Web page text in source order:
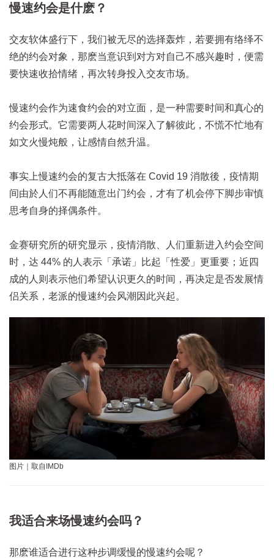
慢速约会是什麽？
交友软体盛行下，我们被无尽的选择轰炸，若要拥有络绎不
绝的约会对象，那麽当意识到对方对自己不感兴趣时，便需
要快速收拾情绪，再次转身投入交友市场。
慢速约会作为速食约会的对立面，是一种需要时间和真心的
约会形式。它需要两人花时间深入了解彼此，不慌不忙地有
如文火慢炖般，让感情自然升温。
事实上慢速约会的复古大抵落在 Covid 19 消散後，疫情期
间由於人们不再能随意出门约会，才有了机会停下脚步审慎
思考自身的择偶条件。
金赛研究所的研究显示，疫情消散、人们重新进入约会空间
时，达 44% 的人表示「承诺」比起「性爱」更重要；近四
成的人则表示他们希望认识更久的时间，再决定是否发展情
侣关系，老派的慢速约会风潮因此兴起。
图片｜取自IMDb
我适合来场慢速约会吗？
那麽谁适合进行这种步调缓慢的慢速约会呢？